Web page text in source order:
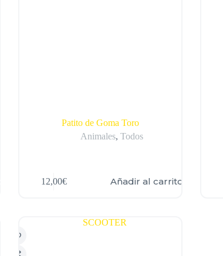
Patito de Goma Toro
Animales,Todos
12,00€ Añadir al carrito